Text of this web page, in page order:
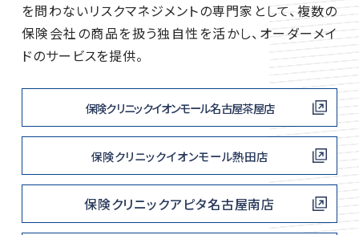
を問わないリスクマネジメントの専門家として、複数の
保険会社の商品を扱う独自性を活かし、オーダーメイ
ドのサービスを提供。
保険クリニックイオンモール名古屋茶屋店
保険クリニックイオンモール熱田店
保険クリニックアピタ名古屋南店